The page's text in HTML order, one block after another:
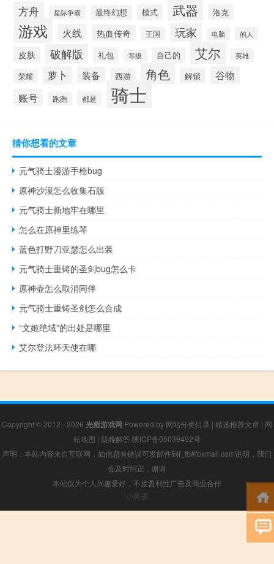
方舟 星际争霸 最终幻想 模式 武器 洛克
游戏 火线 热血传奇 王国 玩家 电脑 的人
皮肤 破解版 礼包 等级 自己的 艾尔 英雄
荣耀 萝卜 装备 西游 角色 解锁 谷物
账号 跑跑 都是 骑士
猜你想看的文章
元气骑士漫游手枪bug
原神沙漠怎么收集石版
元气骑士新地牢在哪里
怎么在原神里练琴
蓝色打野刀亚瑟怎么出装
元气骑士重铸的圣剑bug怎么卡
原神壶怎么取消同伴
元气骑士重铸圣剑怎么合成
“文姬绝域”的出处是哪里
艾尔登法环天使在哪
Copyright © 2012 - 2026 光彪游戏网 Powered by 网站分类目录 | 精选推荐文章 | 网
站地图 | 疑难解答 陕ICP备05039492号
声明：本站内容来自互联网，如信息有错误可发邮件到f_fb#foxmail.com说明，我们
会及时纠正，谢谢
本站仅为个人兴趣爱好，不接盈利性广告及商业合作
小男孩